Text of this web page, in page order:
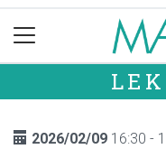
2026/02/09 16:30 -